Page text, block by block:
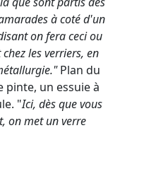
à coté d'un
on fera ceci ou
les verriers, en
Plan du
un essuie à
"Ici, dès que vous
on met un verre